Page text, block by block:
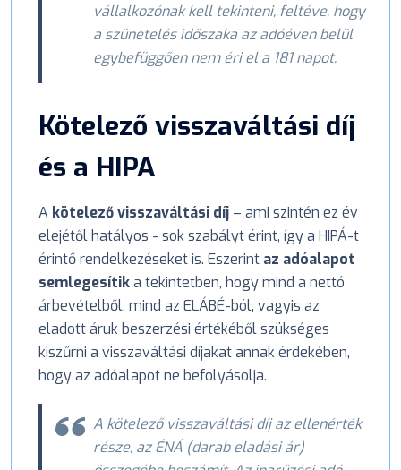
vállalkozónak kell tekinteni, feltéve, hogy
a szünetelés időszaka az adóéven belül
egybefüggően nem éri el a 181 napot.
Kötelező visszaváltási díj
és a HIPA
A kötelező visszaváltási díj – ami szintén ez év
elejétől hatályos - sok szabályt érint, így a HIPÁ-t
érintő rendelkezéseket is. Eszerint az adóalapot
semlegesítika tekintetben, hogy mind a nettó
árbevételből, mind az ELÁBÉ-ból, vagyis az
eladott áruk beszerzési értékéből szükséges
kiszűrni a visszaváltási díjakat annak érdekében,
hogy az adóalapot ne befolyásolja.
A kötelező visszaváltási díj az ellenérték
része, az ÉNÁ (darab eladási ár)